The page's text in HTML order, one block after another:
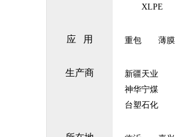
XLPE
应 用 重包 薄膜
生产商 新疆天业
神华宁煤
台塑石化